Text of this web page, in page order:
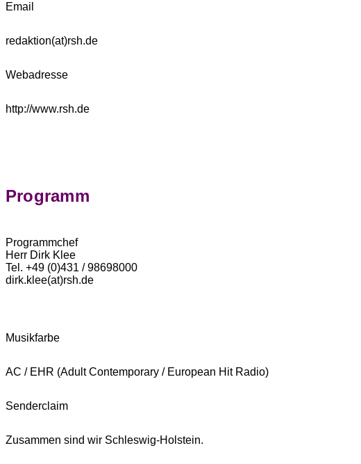
Email
redaktion(at)rsh.de
Webadresse
http://www.rsh.de
Programm
Programmchef
Herr Dirk Klee
Tel. +49 (0)431 / 98698000
dirk.klee(at)rsh.de
Musikfarbe
AC / EHR (Adult Contemporary / European Hit Radio)
Senderclaim
Zusammen sind wir Schleswig-Holstein.